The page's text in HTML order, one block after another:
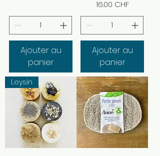
Ajouter au
panier
Prix
16.00 CHF
Ajouter au
panier
Leysin